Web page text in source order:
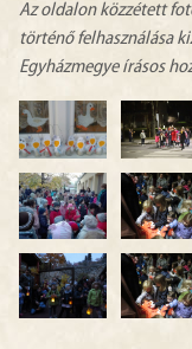
Az oldalon közzétett
történő felhasználása
Egyházmegye írásos